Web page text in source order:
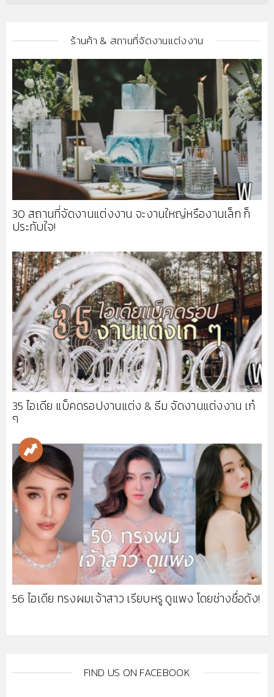
ร้านค้า & สถานที่จัดงานแต่งงาน
30 สถานที่จัดงานแต่งงาน จะงานใหญ่หรืองานเล็ก ก็
ประทับใจ!
35 ไอเดีย แบ็คดรอปงานแต่ง & ธีม จัดงานแต่งงาน เก๋
ๆ
56 ไอเดีย ทรงผมเจ้าสาว เรียบหรู ดูแพง โดยช่างชื่อดัง!
FIND US ON FACEBOOK